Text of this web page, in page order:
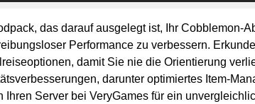
das darauf ausgelegt ist, Ihr Cobblemon-
Performance zu verbessern.
damit Sie nie die Orientierung
darunter optimiertes Item-
Ihren Server bei VeryGames für ein